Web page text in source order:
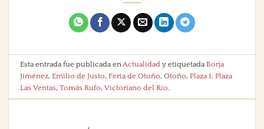
Esta entrada fue publicada enActualidad y etiquetadaBorja
Jiménez,Emilio de Justo,Feria de Otoño,Otoño,Plaza 1,Plaza
Las Ventas,Tomás Rufo,Victoriano del Río.